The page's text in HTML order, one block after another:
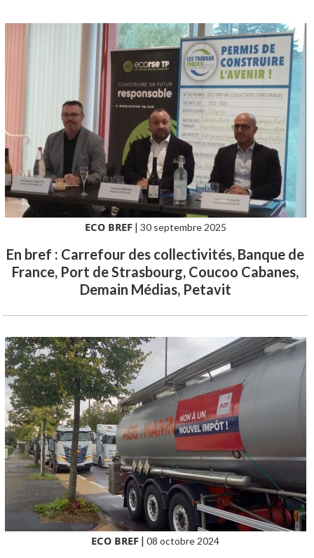
ECO BREF| 30 septembre 2025
En bref : Carrefour des collectivités, Banque de
France, Port de Strasbourg, Coucoo Cabanes,
Demain Médias, Petavit
ECO BREF |08 octobre 2024